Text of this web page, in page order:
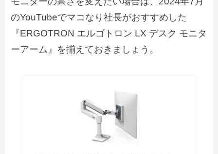
のYouTubeでマコなり社長がおすすめした
『ERGOTRON エルゴトロン LX デスク モニタ
ーアーム』を揃えておきましょう。